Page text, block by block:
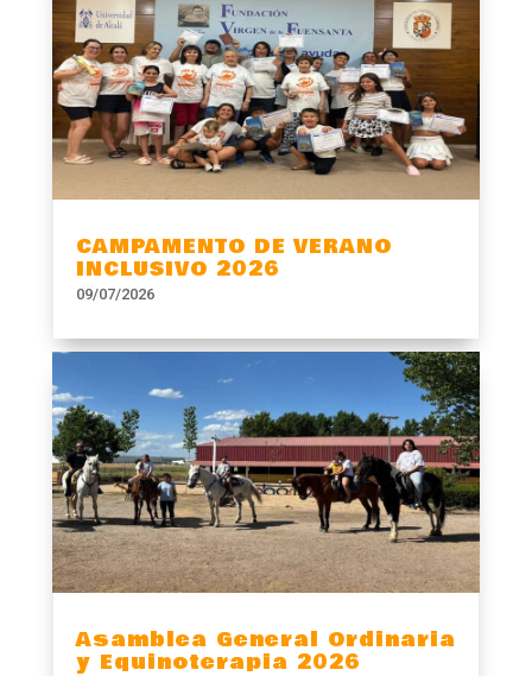
CAMPAMENTO DE VERANO
INCLUSIVO 2026
09/07/2026
Asamblea General Ordinaria
y Equinoterapia 2026